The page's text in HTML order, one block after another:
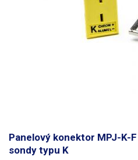
Panelový konektor MPJ-K-
sondy typu K